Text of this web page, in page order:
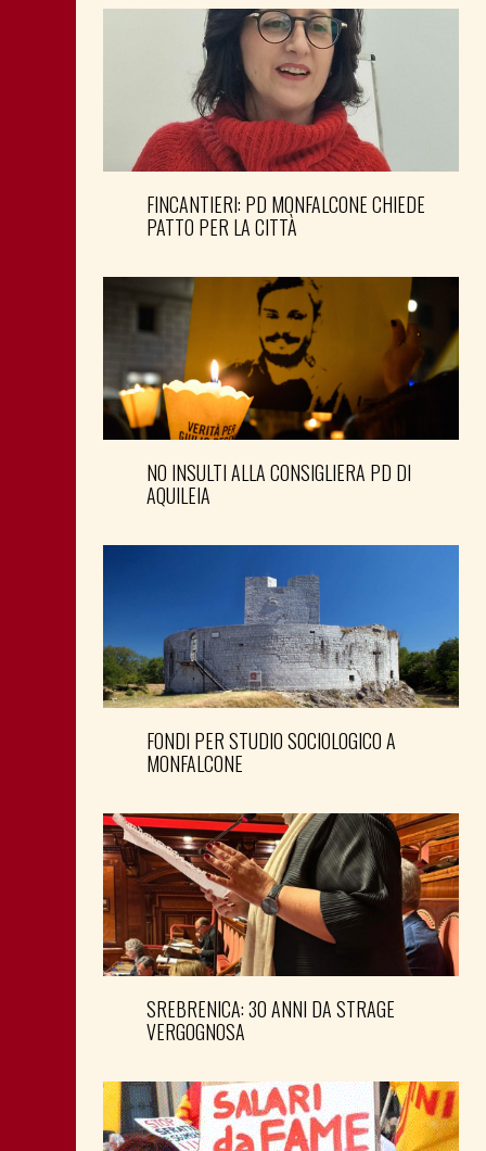
FINCANTIERI: PD MONFALCONE CHIEDE
PATTO PER LA CITTÀ
NO INSULTI ALLA CONSIGLIERA PD DI
AQUILEIA
FONDI PER STUDIO SOCIOLOGICO A
MONFALCONE
SREBRENICA: 30 ANNI DA STRAGE
VERGOGNOSA